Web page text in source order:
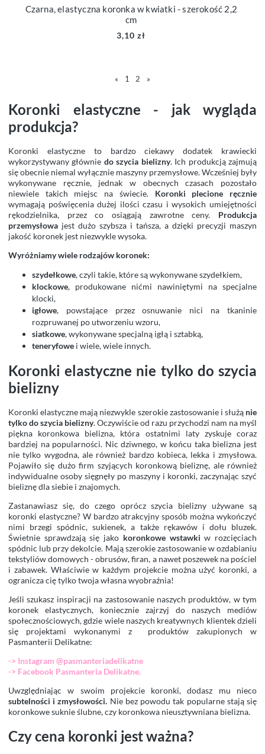
Czarna, elastyczna koronka w kwiatki - szerokość 2,2
cm
3,10 zł
« 1 2 »
Koronki elastyczne - jak wygląda
produkcja?
Koronki elastyczne to bardzo ciekawy dodatek krawiecki
wykorzystywany głównie do szycia bielizny. Ich produkcją zajmują
się obecnie niemal wyłącznie maszyny przemysłowe. Wcześniej były
wykonywane ręcznie, jednak w obecnych czasach pozostało
niewiele takich miejsc na świecie. Koronki plecione ręcznie
wymagają poświęcenia dużej ilości czasu i wysokich umiejętności
rękodzielnika, przez co osiągają zawrotne ceny. Produkcja
przemysłowa jest dużo szybsza i tańsza, a dzięki precyzji maszyn
jakość koronek jest niezwykle wysoka.
Wyróżniamy wiele rodzajów koronek:
szydełkowe, czyli takie, które są wykonywane szydełkiem,
klockowe, produkowane nićmi nawiniętymi na specjalne
klocki,
igłowe, powstające przez osnuwanie nici na tkaninie
rozpruwanej po utworzeniu wzoru,
siatkowe, wykonywane specjalną igłą i sztabką,
teneryfowe i wiele, wiele innych.
Koronki elastyczne nie tylko do szycia
bielizny
Koronki elastyczne mają niezwykle szerokie zastosowanie i służą nie
tylko do szycia bielizny. Oczywiście od razu przychodzi nam na myśl
piękna koronkowa bielizna, która ostatnimi laty zyskuje coraz
bardziej na popularności. Nic dziwnego, w końcu taka bielizna jest
nie tylko wygodna, ale również bardzo kobieca, lekka i zmysłowa.
Pojawiło się dużo firm szyjących koronkową bieliznę, ale również
indywidualne osoby sięgnęły po maszyny i koronki, zaczynając szyć
bieliznę dla siebie i znajomych.
Zastanawiasz się, do czego oprócz szycia bielizny używane są
koronki elastyczne? W bardzo atrakcyjny sposób można wykończyć
nimi brzegi spódnic, sukienek, a także rękawów i dołu bluzek.
Świetnie sprawdzają się jako koronkowe wstawki w rozcięciach
spódnic lub przy dekolcie. Mają szerokie zastosowanie w ozdabianiu
tekstyliów domowych - obrusów, firan, a nawet poszewek na pościel
i zabawek. Właściwie w każdym projekcie można użyć koronki, a
ogranicza cię tylko twoja własna wyobraźnia!
Jeśli szukasz inspiracji na zastosowanie naszych produktów, w tym
koronek elastycznych, koniecznie zajrzyj do naszych mediów
społecznościowych, gdzie wiele naszych kreatywnych klientek dzieli
się projektami wykonanymi z produktów zakupionych w
Pasmanterii Delikatne:
-> Instagram @pasmanteriadelikatne
-> Facebook Pasmanteria Delikatne.
Uwzględniając w swoim projekcie koronki, dodasz mu nieco
subtelności i zmysłowości. Nie bez powodu tak popularne stają się
koronkowe suknie ślubne, czy koronkowa nieusztywniana bielizna.
Czy cena koronki jest ważna?